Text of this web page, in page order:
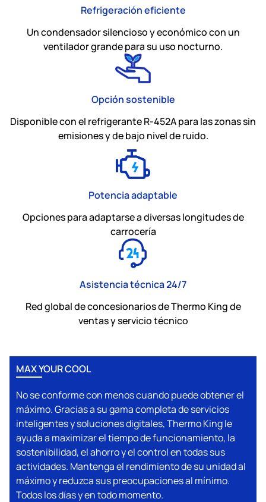
Refrigeración eficiente
Un condensador silencioso y económico con un
ventilador grande para su uso nocturno.
Opción sostenible
Disponible con el refrigerante R-452A para las zonas sin
emisiones y de bajo nivel de ruido.
Potencia adaptable
Opciones para adaptarse a diversas longitudes de
carrocería
Asistencia técnica 24/7
Red global de concesionarios deThermo Kingde
ventas y servicio técnico
MAX YOUR COOL
No se conforme con menos cuando puede obtener el
máximo. Gracias a su gama completa de servicios
inteligentes y soluciones digitales,Thermo Kingle
ayuda a maximizar el tiempo de funcionamiento, la
sostenibilidad, el ahorro y el control en todas sus
actividades. Mantenga el rendimiento de su unidad al
máximo y reduzca sus preocupaciones al mínimo.
Todos los días y en todo momento.